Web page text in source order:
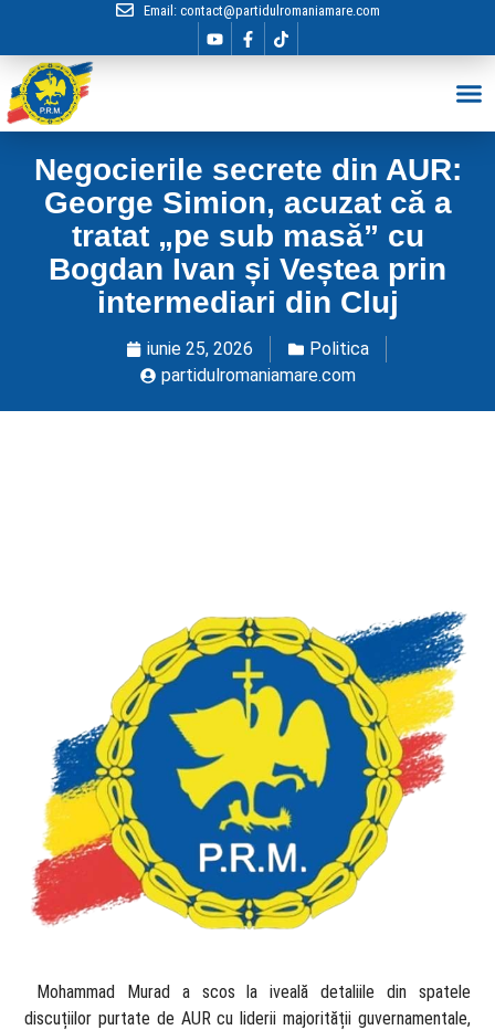
Email: contact@partidulromaniamare.com
Negocierile secrete din AUR:
George Simion, acuzat că a
tratat „pe sub masă” cu
Bogdan Ivan și Veștea prin
intermediari din Cluj
iunie 25, 2026
Politica
partidulromaniamare.com
​ Mohammad Murad a scos la iveală detaliile din spatele
discuțiilor purtate de AUR cu liderii majorității guvernamentale,